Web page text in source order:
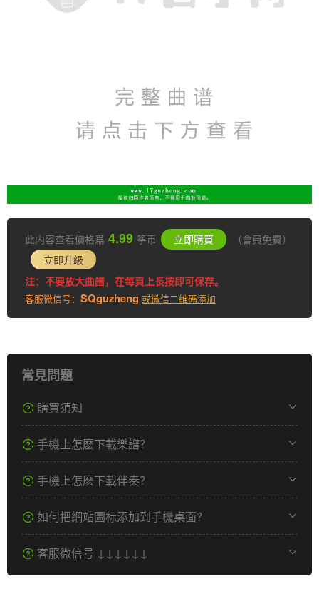
此内容查看價格爲 4.99 筝币 立即購買
（會員免費）
立即升級
注：不要放大曲譜，在每頁上長按即可保存。
客服微信号： SQguzheng 或微信二維碼添加
常見問題
購買須知
手機上怎麽下載樂譜？
手機上怎麽下載伴奏？
如何把網站圖标添加到手機桌面？
客服微信号 ↓↓↓↓↓↓